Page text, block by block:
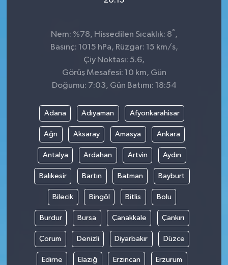
Nem: %78, Hissedilen Sıcaklık: 8° ,
Basınç: 1015 hPa, Rüzgar: 15 km/s,
Çiy Noktası: 5.6,
Görüş Mesafesi: 10 km, Gün
Doğumu: 7:03, Gün Batımı: 18:54
Adana Adıyaman Afyonkarahisar
Ağrı Aksaray Amasya Ankara
Antalya Ardahan Artvin Aydın
Balıkesir Bartın Batman Bayburt
Bilecik Bingöl Bitlis Bolu
Burdur Bursa Çanakkale Çankırı
Çorum Denizli Diyarbakır Düzce
Edirne Elazığ Erzincan Erzurum